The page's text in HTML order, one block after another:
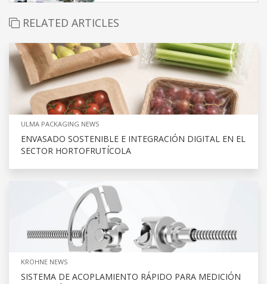
RELATED ARTICLES
ULMA PACKAGING NEWS
ENVASADO SOSTENIBLE E INTEGRACIÓN DIGITAL EN EL
SECTOR HORTOFRUTÍCOLA
KROHNE NEWS
SISTEMA DE ACOPLAMIENTO RÁPIDO PARA MEDICIÓN